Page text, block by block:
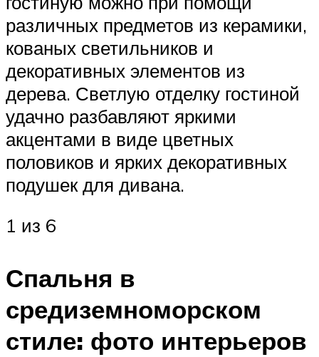
различных предметов из керамики,
кованых светильников и
декоративных элементов из
дерева. Светлую отделку гостиной
удачно разбавляют яркими
акцентами в виде цветных
половиков и ярких декоративных
подушек для дивана.
1 из 6
Спальня в
средиземноморском
стиле: фото интерьеров